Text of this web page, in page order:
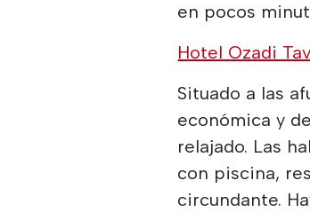
en pocos
Hotel Ozadi
Situado a las
económica y
relajado. Las
con piscina,
circundante.